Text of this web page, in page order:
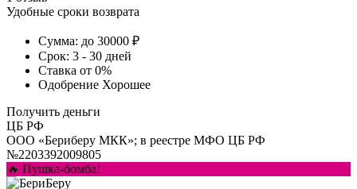
Удобные сроки возврата
Сумма: до 30000 ₽
Срок: 3 - 30 дней
Ставка от 0%
Одобрение Хорошее
Получить деньги
ЦБ РФ
ООО «Бериберу МКК»; в реестре МФО ЦБ РФ
№2203392009805
🔥 Пушка-бомба!